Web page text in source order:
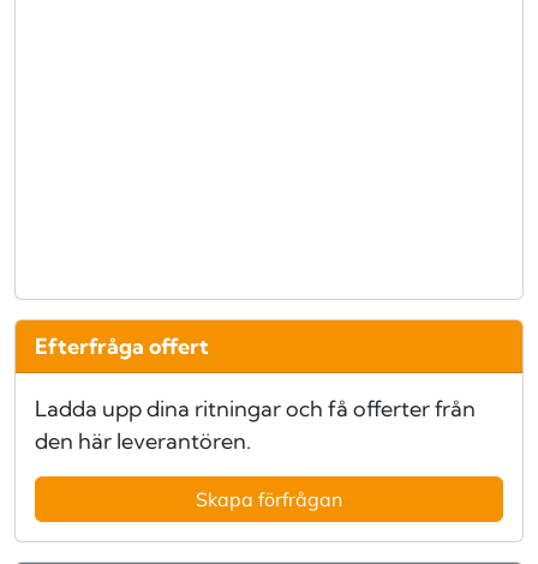
Efterfråga offert
Ladda upp dina ritningar och få offerter från
den här leverantören.
Skapa förfrågan